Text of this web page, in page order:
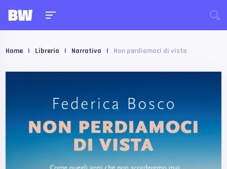
Home | Libreria | Narrativa | Non perdiamoci di vista